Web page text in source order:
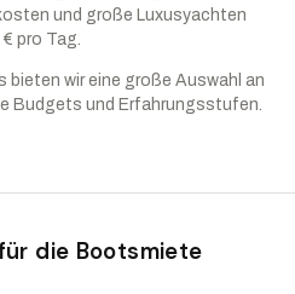
und große Luxusyachten
pro Tag.
bieten wir eine große Auswahl an
Budgets und Erfahrungsstufen.
die Bootsmiete